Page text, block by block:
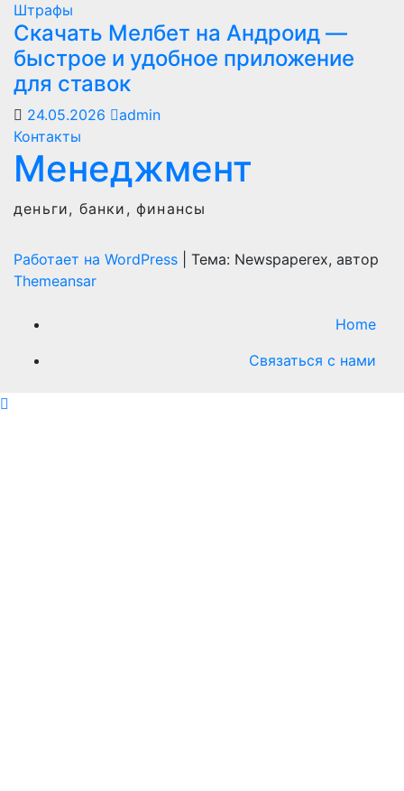
Штрафы
Скачать Мелбет на Андроид —
быстрое и удобное приложение
для ставок
24.05.2026
admin
Контакты
Менеджмент
деньги, банки, финансы
Работает на WordPress
Тема: Newspaperex, автор
Themeansar
Home
Связаться с нами